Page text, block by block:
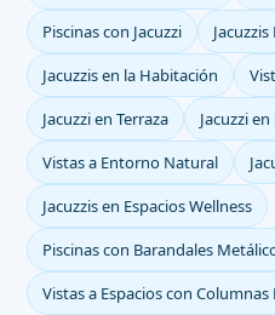
Piscinas con Jacuzzi
Jacuzzis en la Habitación
Jacuzzi en Terraza
Jacuzzi
Vistas a Entorno Natural
Jacuzzis en Espacios Wellness
Piscinas con Barandales
Vistas a Espacios con Columnas